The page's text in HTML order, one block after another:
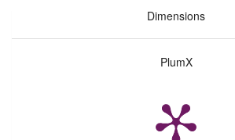
Dimensions
PlumX